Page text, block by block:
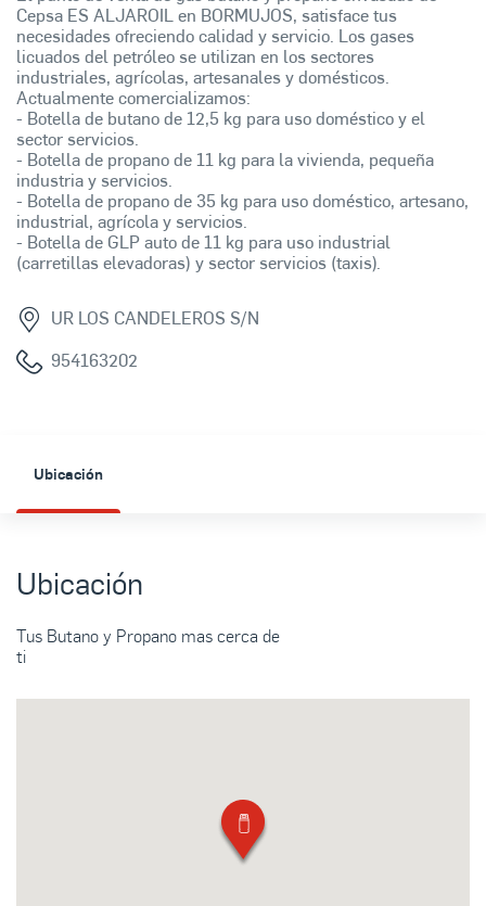
Cepsa ES ALJAROIL en BORMUJOS, satisface tus
necesidades ofreciendo calidad y servicio. Los gases
licuados del petróleo se utilizan en los sectores
industriales, agrícolas, artesanales y domésticos.
Actualmente comercializamos:
- Botella de butano de 12,5 kg para uso doméstico y el
sector servicios.
- Botella de propano de 11 kg para la vivienda, pequeña
industria y servicios.
- Botella de propano de 35 kg para uso doméstico, artesano,
industrial, agrícola y servicios.
- Botella de GLP auto de 11 kg para uso industrial
(carretillas elevadoras) y sector servicios (taxis).
UR LOS CANDELEROS S/N
954163202
Ubicación
Ubicación
Tus Butano y Propano mas cerca de
ti